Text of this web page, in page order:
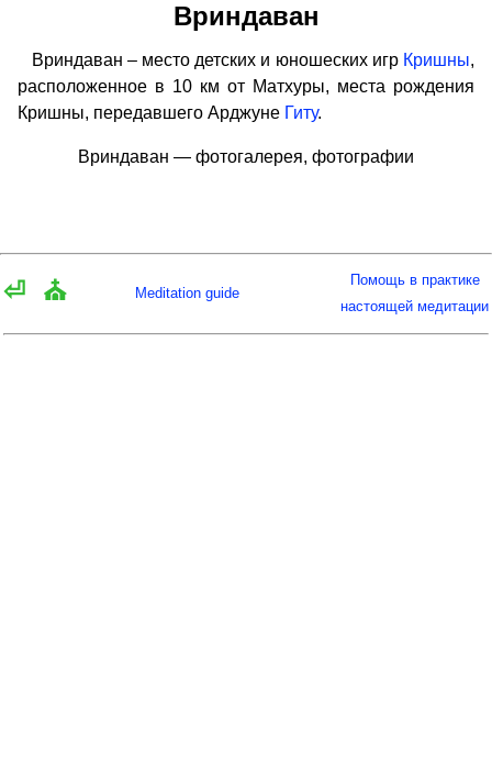
Вриндаван
Вриндаван – место детских и юношеских игр Кришны,
расположенное в 10 км от Матхуры, места рождения
Кришны, передавшего Арджуне Гиту.
Вриндаван — фотогалерея, фотографии
⏎ ⛪ Meditation guide
Помощь в практике
настоящей медитации